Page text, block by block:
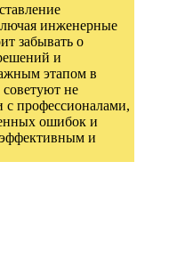
инженерные
забывать о
и
этапом в
не
с профессионалами,
ошибок и
эффективным и